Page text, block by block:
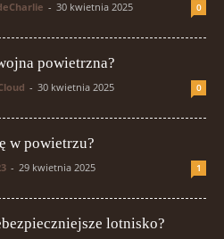
- 30 kwietnia 2025 0
powietrzna?
- 30 kwietnia 2025 0
w powietrzu?
- 29 kwietnia 2025 1
lotnisko?